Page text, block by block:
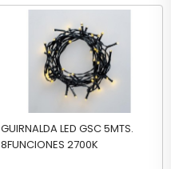
GUIRNALDA LED GSC 5MTS.
8FUNCIONES 2700K